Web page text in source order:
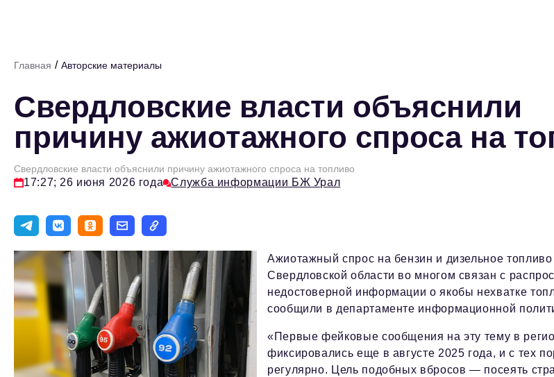
Главная / Авторские материалы
Свердловские власти объяснили
причину ажиотажного спроса на
Свердловские власти объяснили причину ажиотажного спроса на топливо
17:27; 26 июня 2026 года Служба информации БЖ Урал
Ажиотажный спрос на бензин и дизельное топливо
Свердловской области во многом связан с
недостоверной информации о якобы нехватке
сообщили в департаменте информационной
«Первые фейковые сообщения на эту тему в
фиксировались еще в августе 2025 года, и с тех
регулярно. Цель подобных вбросов — посеять